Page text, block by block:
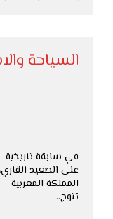
السياحة
في سابقة تاريخية
على الصعيد القاري،
المملكة المغربية
تتوج…